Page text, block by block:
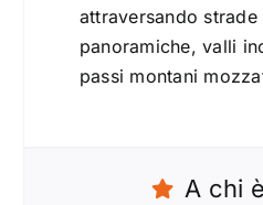
attraversando strade
panoramiche, valli
passi montani
A chi